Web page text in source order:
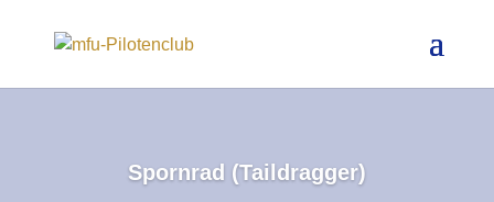
Spornrad (Taildragger)